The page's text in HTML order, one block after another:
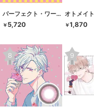
パーフェクト・ワールド・トーキョー
￥ 5,720
オトメイト
￥1,870